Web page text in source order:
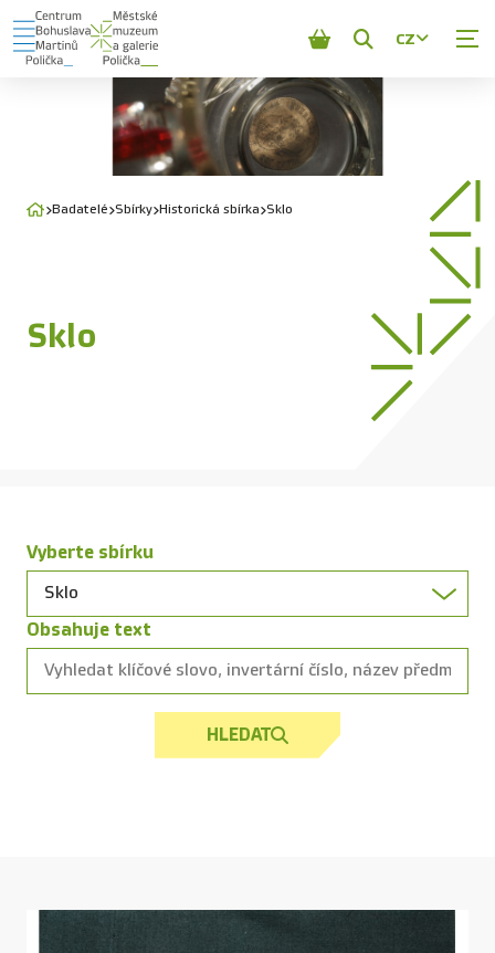
Zobrazit
vyhledávání
CZ
Badatelé Sbírky Historická sbírka Sklo
Sklo
Vyberte sbírku
Obsahuje text
HLEDAT